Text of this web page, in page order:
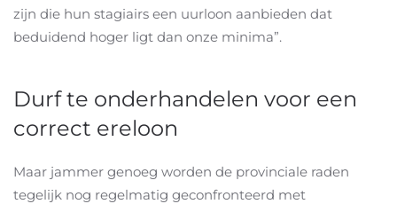
zijn die hun stagiairs een uurloon aanbieden dat
beduidend hoger ligt dan onze minima”.
Durf te onderhandelen voor een
correct ereloon
Maar jammer genoeg worden de provinciale raden
tegelijk nog regelmatig geconfronteerd met